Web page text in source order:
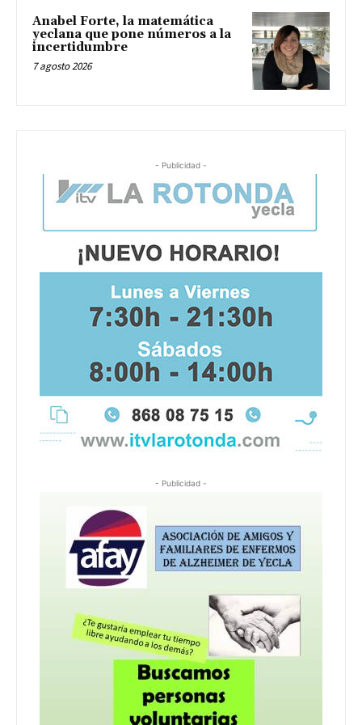
Anabel Forte, la matemática
yeclana que pone números a la
incertidumbre
7 agosto 2026
- Publicidad -
- Publicidad -